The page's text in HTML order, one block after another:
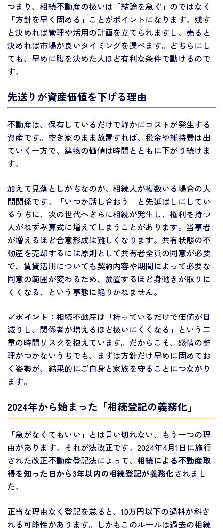
つまり、相続不動産の扱いは「結論を急ぐ」のではなく
「方針を早く固める」ことがポイントになります。残す
と決めれば管理や活用の計画を立てられますし、売ると
決めれば市場が良いタイミングを選べます。どちらにし
ても、早めに腹を決めた人ほど有利な条件で動けるので
す。
先送りが資産価値を下げる理由
不動産は、保有しているだけで静かにコストが発生する
資産です。空き家のまま放置すれば、税金や維持費は出
ていく一方で、建物の価値は時間とともに下がり続けま
す。
加えて見落としがちなのが、相続人が複数いる場合の人
間関係です。「いつか話し合おう」と先延ばしにしてい
るうちに、次の世代へさらに相続が発生し、権利を持つ
人がねずみ算式に増えてしまうことがあります。当事者
が増えるほど合意形成は難しくなります。共有状態の不
動産を売却するには原則として共有者全員の同意が必要
で、賃貸活用についても契約内容や期間によって必要な
同意の範囲が変わるため、放置するほど身動きが取りに
くくなる、という事態に陥りかねません。
✓ポイント： 相続不動産は「持っているだけで価値が目
減りし、関係者が増えるほど扱いにくくなる」という二
重の時間リスクを抱えています。だからこそ、感情の整
理がつかないうちでも、まずは方針だけ早めに固めてお
く姿勢が、結果的にご自身と家族を守ることにつながり
ます。
2024年から始まった「相続登記の義務化」
「急がなくてもいい」とは言い切れない、もう一つの理
由があります。それが法改正です。2024年4月1日に施行
された改正不動産登記法によって、相続による不動産取
得を知った日から3年以内の相続登記が義務化されまし
た。
正当な理由なく登記を怠ると、10万円以下の過料が科さ
れる可能性があります。しかもこのルールは過去の相続